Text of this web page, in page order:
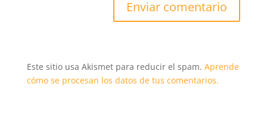
Este sitio usa Akismet para reducir el spam. Aprende
cómo se procesan los datos de tus comentarios.